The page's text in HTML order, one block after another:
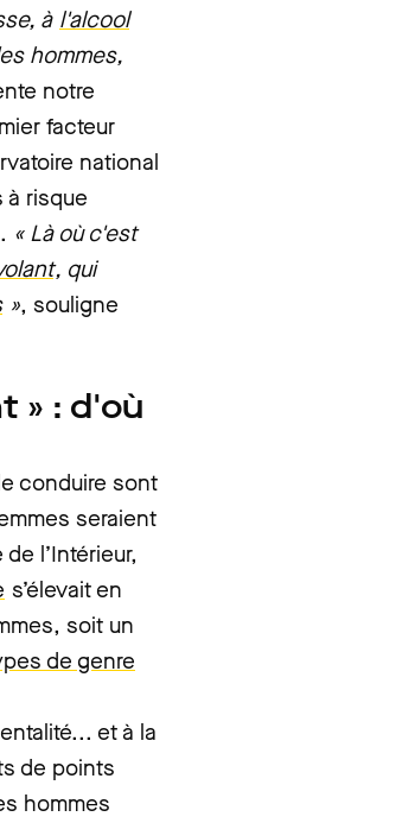
à l'alcool
hommes,
notre
facteur
national
à risque
« Là où c'est
, qui
», souligne
» : d'où
conduire sont
seraient
l’Intérieur,
s’élevait en
soit un
de genre
et à la
de points
hommes